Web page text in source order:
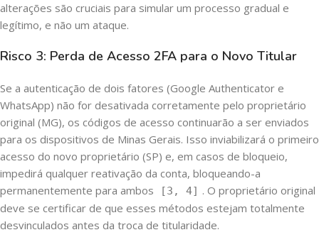
alterações são cruciais para simular um processo gradual e
legítimo, e não um ataque.
Risco 3: Perda de Acesso 2FA para o Novo Titular
Se a autenticação de dois fatores (Google Authenticator e
WhatsApp) não for desativada corretamente pelo proprietário
original (MG), os códigos de acesso continuarão a ser enviados
para os dispositivos de Minas Gerais. Isso inviabilizará o primeiro
acesso do novo proprietário (SP) e, em casos de bloqueio,
impedirá qualquer reativação da conta, bloqueando-a
permanentemente para ambos
[3, 4] . O proprietário original
deve se certificar de que esses métodos estejam totalmente
desvinculados antes da troca de titularidade.